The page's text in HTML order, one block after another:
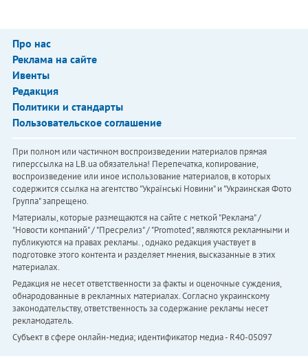
Про нас
Реклама на сайте
Ивенты
Редакция
Политики и стандарты
Пользовательское соглашение
При полном или частичном воспроизведении материалов прямая
гиперссылка на LB.ua обязательна! Перепечатка, копирование,
воспроизведение или иное использование материалов, в которых
содержится ссылка на агентство "Українськi Новини" и "Украинская Фото
Группа" запрещено.
Материалы, которые размещаются на сайте с меткой "Реклама" /
"Новости компаний" / "Пресрелиз" / "Promoted", являются рекламными и
публикуются на правах рекламы. , однако редакция участвует в
подготовке этого контента и разделяет мнения, высказанные в этих
материалах.
Редакция не несет ответственности за факты и оценочные суждения,
обнародованные в рекламных материалах. Согласно украинскому
законодательству, ответственность за содержание рекламы несет
рекламодатель.
Субъект в сфере онлайн-медиа; идентификатор медиа - R40-05097